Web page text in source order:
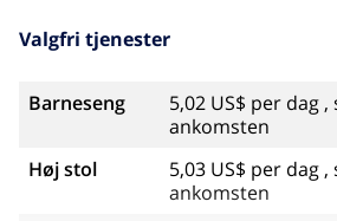
Valgfri tjenester
Barneseng
5,02 US$ per dag
ankomsten
Høj stol
5,03 US$ per dag
ankomsten